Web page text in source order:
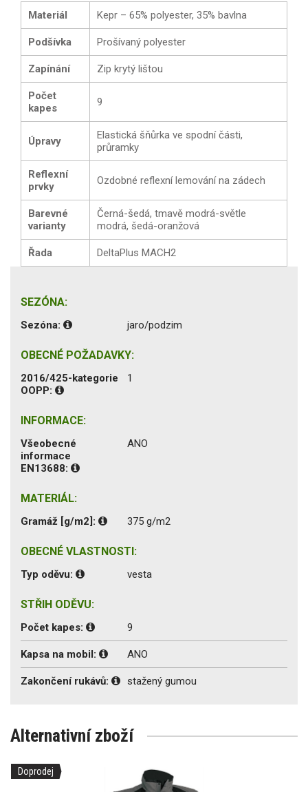
Materiál Kepr – 65% polyester, 35% bavlna
Podšívka Prošívaný polyester
Zapínání Zip krytý lištou
Počet
kapes
9
Úpravy
Elastická šňůrka ve spodní části,
průramky
Reflexní
prvky
Ozdobné reflexní lemování na zádech
Barevné
varianty
Černá-šedá, tmavě modrá-světle
modrá, šedá-oranžová
Řada DeltaPlus MACH2
SEZÓNA:
Sezóna: jaro/podzim
OBECNÉ POŽADAVKY:
2016/425-kategorie
OOPP:
1
INFORMACE:
Všeobecné
informace
EN13688:
ANO
MATERIÁL:
Gramáž [g/m2]: 375 g/m2
OBECNÉ VLASTNOSTI:
Typ oděvu: vesta
STŘIH ODĚVU:
Počet kapes: 9
Kapsa na mobil: ANO
Zakončení rukávů: stažený gumou
Alternativní zboží
Doprodej